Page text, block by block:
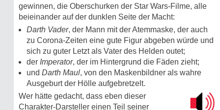
gewinnen, die Oberschurken der Star Wars-Filme, alle
beieinander auf der dunklen Seite der Macht:
Darth Vader, der Mann mit der Atemmaske, der auch
zu Corona-Zeiten eine gute Figur abgeben würde und
sich zu guter Letzt als Vater des Helden outet;
der Imperator, der im Hintergrund die Fäden zieht;
und Darth Maul, von den Maskenbildner als wahre
Ausgeburt der Hölle aufgebretzelt.
Wer hätte gedacht, dass eben dieser
Charakter-Darsteller einen Teil seiner